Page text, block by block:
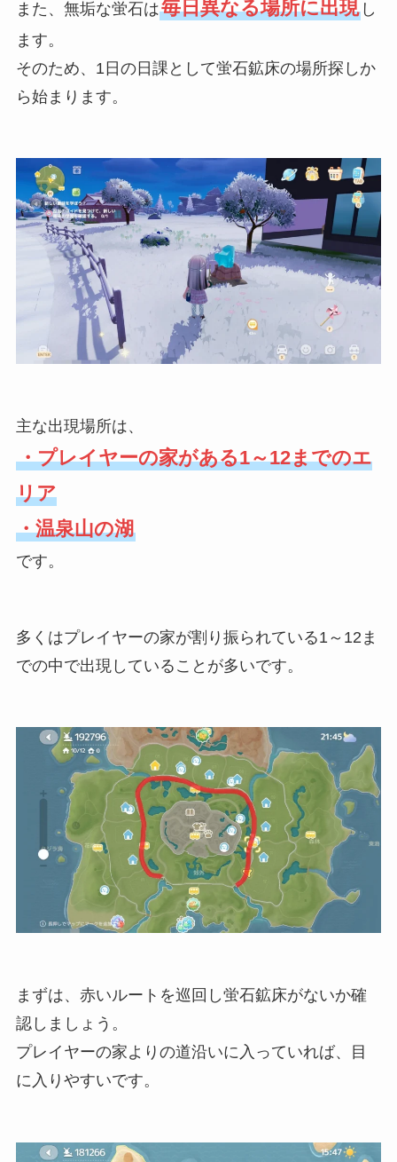
また、無垢な蛍石は毎日異なる場所に出現し
ます。
そのため、1日の日課として蛍石鉱床の場所探しか
ら始まります。
主な出現場所は、
・プレイヤーの家がある1～12までのエ
リア
・温泉山の湖
です。
多くはプレイヤーの家が割り振られている1～12ま
での中で出現していることが多いです。
まずは、赤いルートを巡回し蛍石鉱床がないか確
認しましょう。
プレイヤーの家よりの道沿いに入っていれば、目
に入りやすいです。